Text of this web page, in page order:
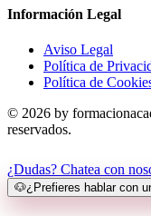
Información Legal
Aviso Legal
Política de
Política de
© 2026 by
reservados.
¿Dudas? Chatea con
🐶¿Prefieres hablar con